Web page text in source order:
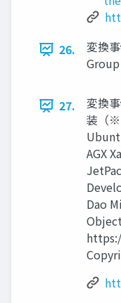
26.
変換
Group
27.
変換
装（※
AGX
Dao